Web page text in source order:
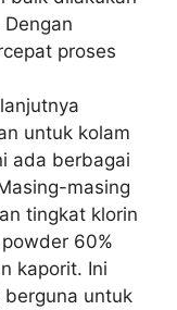
proses
untuk kolam
ada berbagai
masing
tingkat klorin
60%
kaporit. Ini
untuk